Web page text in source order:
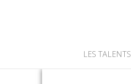
LES TALENTS